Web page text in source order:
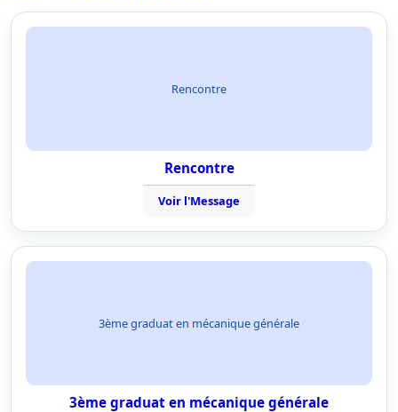
Rencontre
Rencontre
Voir l'Message
3ème graduat en mécanique générale
3ème graduat en mécanique générale